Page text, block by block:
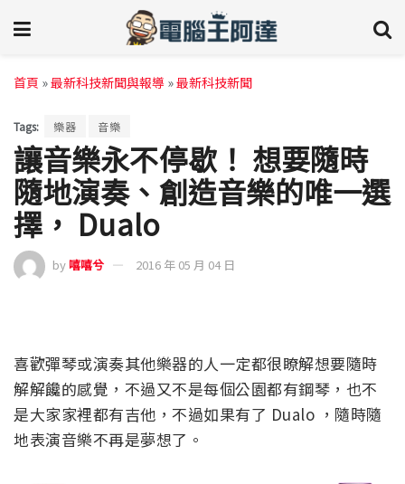
首頁 »最新科技新聞與報導 »最新科技新聞
Tags: 樂器 音樂
讓音樂永不停歇！ 想要隨時
隨地演奏、創造音樂的唯一選
擇， Dualo
by嘻嘻兮 2016 年 05 月 04 日
喜歡彈琴或演奏其他樂器的人一定都很瞭解想要隨時
解解饞的感覺，不過又不是每個公園都有鋼琴，也不
是大家家裡都有吉他，不過如果有了 Dualo ，隨時隨
地表演音樂不再是夢想了。